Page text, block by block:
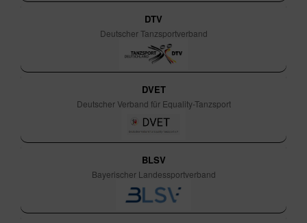
DTV
Deutscher Tanzsportverband
DVET
Deutscher Verband für Equality-Tanzsport
BLSV
Bayerischer Landessportverband